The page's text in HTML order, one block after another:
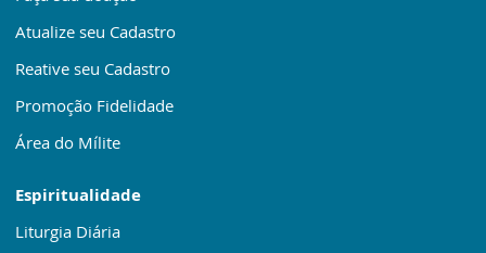
Atualize seu Cadastro
Reative seu Cadastro
Promoção Fidelidade
Área do Mílite
Espiritualidade
Liturgia Diária